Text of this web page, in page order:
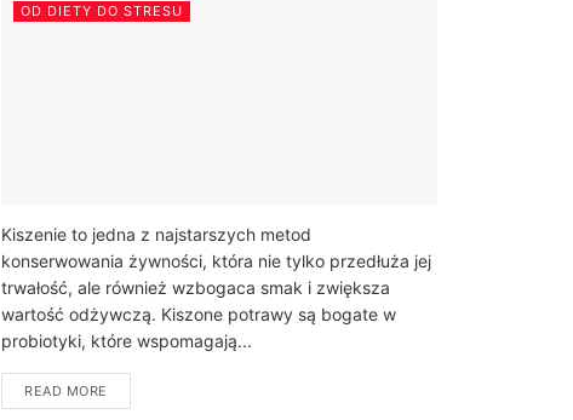
OD DIETY DO STRESU
Kiszenie to jedna z najstarszych metod
konserwowania żywności, która nie tylko przedłuża jej
trwałość, ale również wzbogaca smak i zwiększa
wartość odżywczą. Kiszone potrawy są bogate w
probiotyki, które wspomagają...
READ MORE